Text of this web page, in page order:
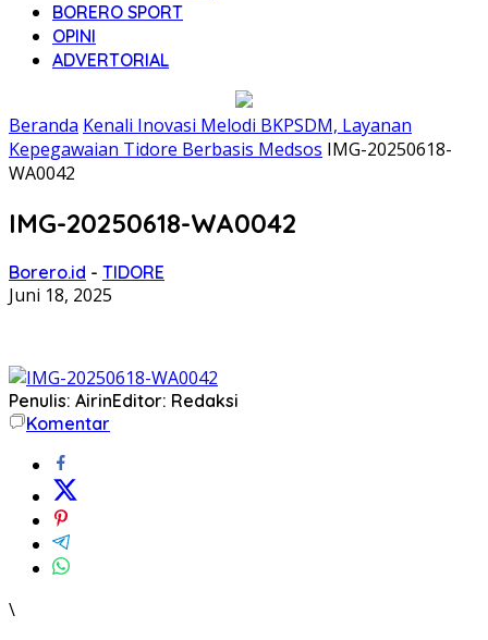
BORERO SPORT
OPINI
ADVERTORIAL
Beranda Kenali Inovasi Melodi BKPSDM, Layanan
Kepegawaian Tidore Berbasis Medsos IMG-20250618-
WA0042
IMG-20250618-WA0042
Borero.id - TIDORE
Juni 18, 2025
Penulis: AirinEditor: Redaksi
Komentar
\